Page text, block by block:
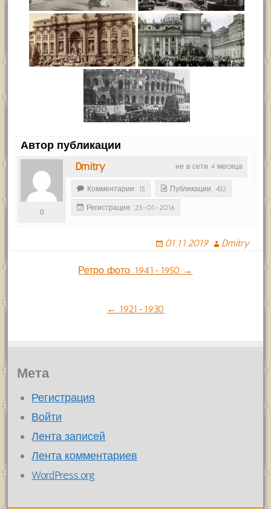
Автор публикации
не в сети 4 месяца
Dmitry
0
Комментарии: 15 Публикации: 432
Регистрация: 23-01-2016
01.11.2019 Dmitry
НавигацияРетро фото. 1941-1950 →
← 1921-1930
Мета
Регистрация
Войти
Лента записей
Лента комментариев
WordPress.org